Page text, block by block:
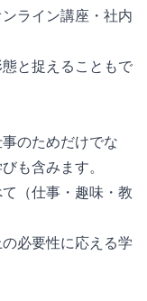
ライン講座・社内
と捉えることもで
のためだけでな
も含みます。
（仕事・趣味・教
必要性に応える学